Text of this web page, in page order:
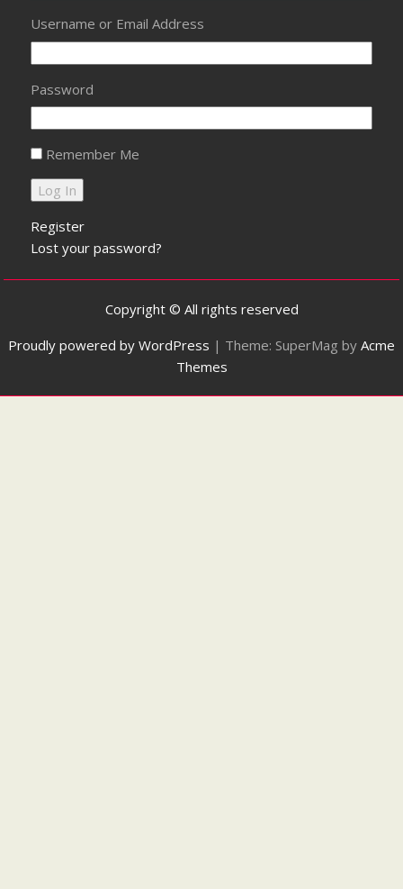
Username or Email Address
Password
Remember Me
Register
Lost your password?
Copyright © All rights reserved
Proudly powered by WordPress | Theme: SuperMag by Acme
Themes